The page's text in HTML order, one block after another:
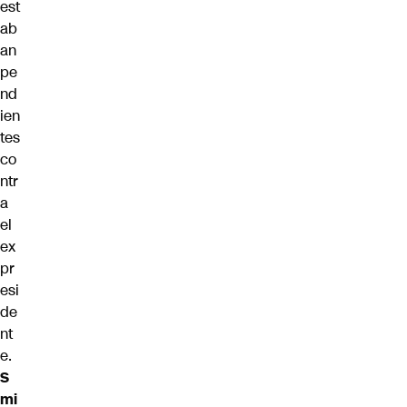
est
ab
an
pe
nd
ien
tes
co
ntr
a
el
ex
pr
esi
de
nt
e.
S
mi